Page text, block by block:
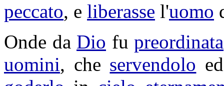
peccato, e liberasse l'uomo
Onde da Dio fupreordinata
uomini, che servendolo